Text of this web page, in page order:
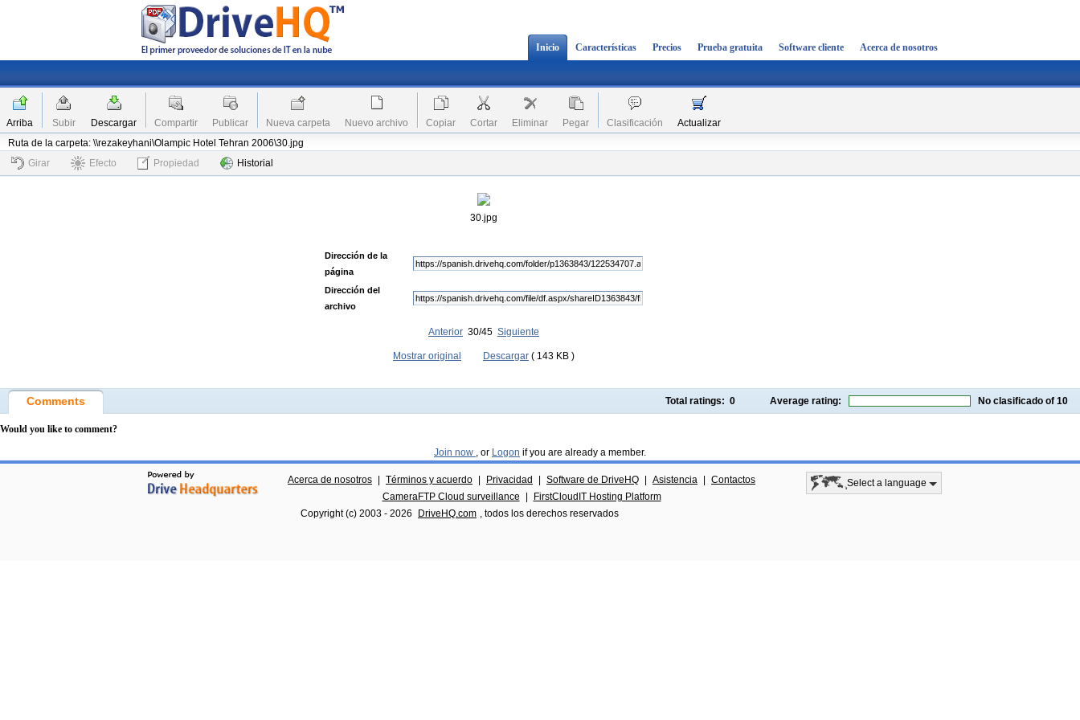
Inicio Características Precios Prueba gratuita Software cliente Acerca de nosotros
Arriba Subir Descargar Compartir Publicar Nueva carpeta Nuevo archivo Copiar Cortar Eliminar Pegar Clasificación
Actualizar
Ruta de la carpeta: \\rezakeyhani\Olampic Hotel Tehran 2006\30.jpg
Girar
Efecto Propiedad Historial
30.jpg
Dirección de la
página
Dirección del
archivo
Anterior 30/45 Siguiente
Mostrar original Descargar ( 143 KB )
Comments Total ratings: 0 Average rating: No clasificado of 10
Would you like to comment?
Join now , or Logon if you are already a member.
Acerca de nosotros Términos y acuerdo Privacidad Software de DriveHQ Asistencia
Contactos
CameraFTP Cloud surveillance
FirstCloudIT Hosting Platform
Copyright (c) 2003 - 2026 DriveHQ.com , todos los derechos reservados
Select a language